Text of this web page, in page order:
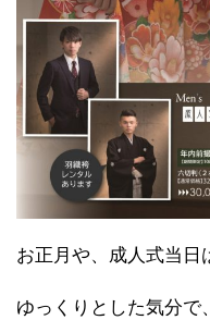
お正月や、成人式当日
ゆっくりとした気分で